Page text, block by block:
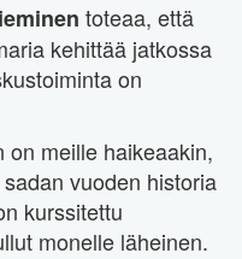
toteaa, että
kehittää jatkossa
on
on meille haikeaakin,
vuoden historia
kurssitettu
monelle läheinen.